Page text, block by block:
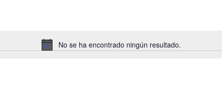
Aviso
No se ha encontrado ningún resultado.